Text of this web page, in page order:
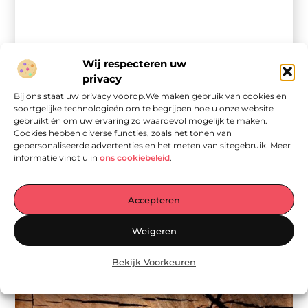
Wij respecteren uw
privacy
Bij ons staat uw privacy voorop.We maken gebruik van cookies en
soortgelijke technologieën om te begrijpen hoe u onze website
gebruikt én om uw ervaring zo waardevol mogelijk te maken.
Cookies hebben diverse functies, zoals het tonen van
gepersonaliseerde advertenties en het meten van sitegebruik. Meer
informatie vindt u in ons cookiebeleid.
Accepteren
Weigeren
Bekijk Voorkeuren
Aanbiedingen
Een specialist in sloten en beveiliging;
slotenmaker sittard
Elke woning heeft meerdere deuren en ramen. Op veel van
deze deuren zit een slot. Een sleutel is dan meestal ...